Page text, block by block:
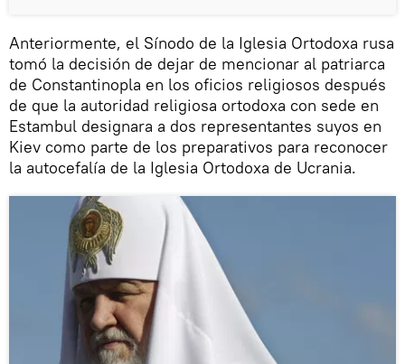
Anteriormente, el Sínodo de la Iglesia Ortodoxa rusa
tomó la decisión de dejar de mencionar al patriarca
de Constantinopla en los oficios religiosos después
de que la autoridad religiosa ortodoxa con sede en
Estambul designara a dos representantes suyos en
Kiev como parte de los preparativos para reconocer
la autocefalía de la Iglesia Ortodoxa de Ucrania.